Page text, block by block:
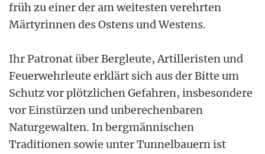
früh zu einer der am weitesten verehrten
Märtyrinnen des Ostens und Westens.
Ihr Patronat über Bergleute, Artilleristen und
Feuerwehrleute erklärt sich aus der Bitte um
Schutz vor plötzlichen Gefahren, insbesondere
vor Einstürzen und unberechenbaren
Naturgewalten. In bergmännischen
Traditionen sowie unter Tunnelbauern ist